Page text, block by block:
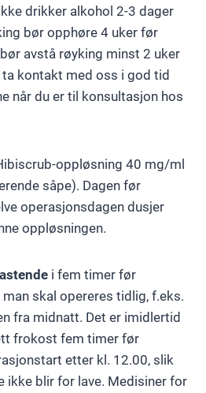
drikker alkohol 2-3 dager
bør opphøre 4 uker før
avstå røyking minst 2 uker
kontakt med oss i god tid
når du er til konsultasjon hos
oppløsning 40 mg/ml
såpe). Dagen før
operasjonsdagen dusjer
oppløsningen.
i fem timer før
skal opereres tidlig, f.eks.
fra midnatt. Det er imidlertid
frokost fem timer før
etter kl. 12.00, slik
ikke blir for lave. Medisiner for